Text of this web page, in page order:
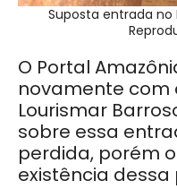
Suposta entrada no
O Portal
novamente com
Lourismar
sobre essa
perdida, porém
existência